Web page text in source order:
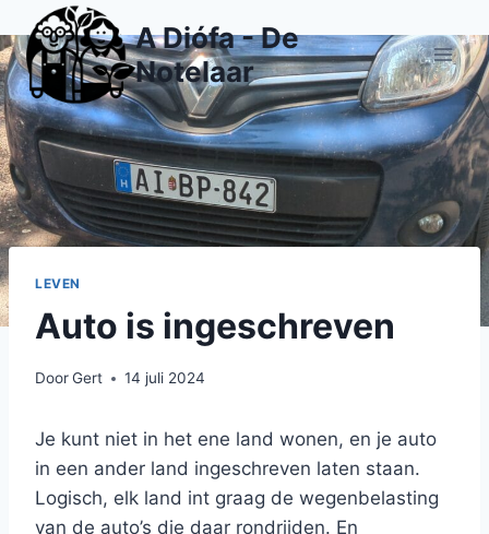
Doorgaan
naar
inhoud
A Diófa - De
Notelaar
LEVEN
Auto is ingeschreven
DoorGert 14 juli 2024
Je kunt niet in het ene land wonen, en je auto
in een ander land ingeschreven laten staan.
Logisch, elk land int graag de wegenbelasting
van de auto’s die daar rondrijden. En